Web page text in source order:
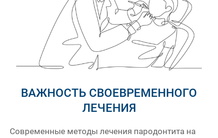
ВАЖНОСТЬ СВОЕВРЕМЕННОГО
ЛЕЧЕНИЯ
Современные методы лечения пародонтита на